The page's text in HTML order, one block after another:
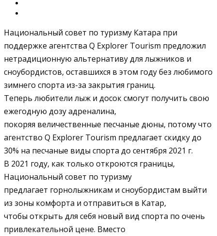
Национальный совет по туризму Катара при
поддержке агентства Q Explorer Tourism предложил
нетрадиционную альтернативу для лыжников и
сноубордистов, оставшихся в этом году без любимого
зимнего спорта из-за закрытия границ.
Теперь любители лыж и досок смогут получить свою
ежегодную дозу адреналина,
покоряя величественные песчаные дюны, потому что
агентство Q Explorer Tourism предлагает скидку до
30% на песчаные виды спорта до сентября 2021 г.
В 2021 году, как только откроются границы,
Национальный совет по туризму
предлагает горнолыжникам и сноубордистам выйти
из зоны комфорта и отправиться в Катар,
чтобы открыть для себя новый вид спорта по очень
привлекательной цене. Вместо